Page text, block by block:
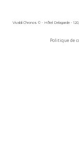
Vivaldi Chronos © - Hôtel Delagarde -
Politique de